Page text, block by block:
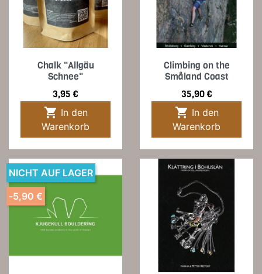
Chalk "Allgäu
Schnee"
Preis
3,95 €

Warenkorb
Climbing on the
Småland Coast
Preis
35,90 €

Warenkorb
NICHT AUF LAGER
-5,90 €